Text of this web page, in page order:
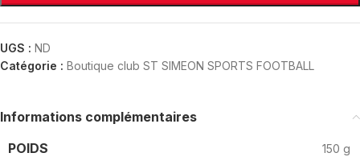
UGS : ND
Catégorie : Boutique club ST SIMEON SPORTS FOOTBALL
Informations complémentaires
POIDS
150 g